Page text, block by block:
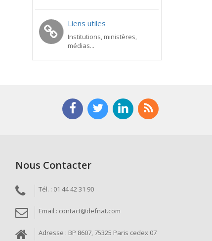
Liens utiles
Institutions, ministères,
médias...
Nous Contacter
Tél. : 01 44 42 31 90
Email : contact@defnat.com
Adresse : BP 8607, 75325 Paris cedex 07